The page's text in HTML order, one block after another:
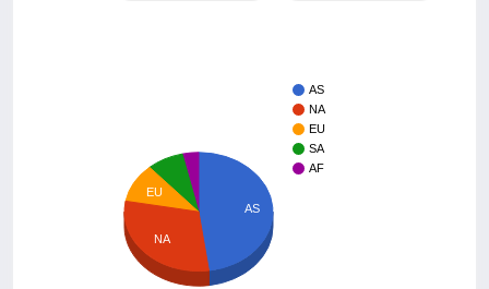
AS
NA
EU
SA
AF
AS
EU
NA